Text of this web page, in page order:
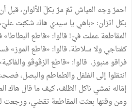
احمرّ وجه العياش ثمّ مرّ بكلّ الألوان،
بكل اتزان: «باهي يا سيدي هاك شكبّت
المقاطعة عملت فيّ! قالوا: «قاطع
كفتاجي ولا سلاطة. قالوا: «قاطع الموز»
فراقو منبوز. قالوا: «قاطع الزڤوڤو
انتقلوا إلى الفلفل والطماطم والبصل،
إمّاله نمشي ناكل الظلف، كيف ما قال هاك
ومن وقتها بعثت المقاطعة تقضي،